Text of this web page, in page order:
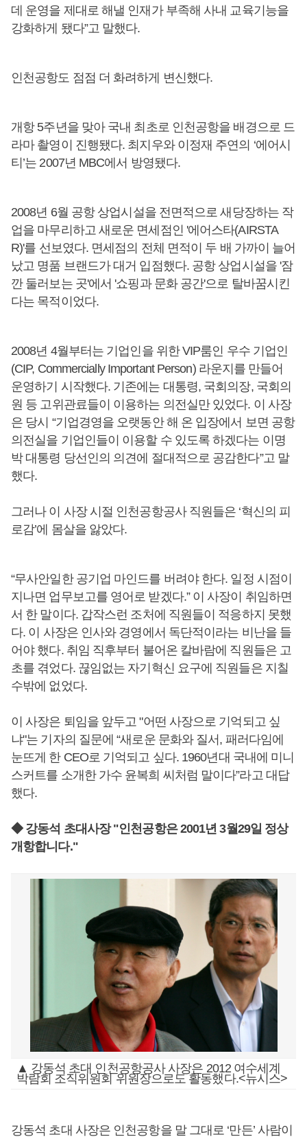
데 운영을 제대로 해낼 인재가 부족해 사내 교육기능을
강화하게 됐다”고 말했다.
인천공항도 점점 더 화려하게 변신했다.
개항 5주년을 맞아 국내 최초로 인천공항을 배경으로 드
라마 촬영이 진행됐다. 최지우와 이정재 주연의 ‘에어시
티’는 2007년 MBC에서 방영됐다.
2008년 6월 공항 상업시설을 전면적으로 새당장하는 작
업을 마무리하고 새로운 면세점인 '에어스타(AIRSTA
R)'를 선보였다. 면세점의 전체 면적이 두 배 가까이 늘어
났고 명품 브랜드가 대거 입점했다. 공항 상업시설을 '잠
깐 둘러보는 곳'에서 '쇼핑과 문화 공간'으로 탈바꿈시킨
다는 목적이었다.
2008년 4월부터는 기업인을 위한 VIP룸인 우수 기업인
(CIP, Commercially Important Person) 라운지를 만들어
운영하기 시작했다. 기존에는 대통령, 국회의장, 국회의
원 등 고위관료들이 이용하는 의전실만 있었다. 이 사장
은 당시 “기업경영을 오랫동안 해 온 입장에서 보면 공항
의전실을 기업인들이 이용할 수 있도록 하겠다는 이명
박 대통령 당선인의 의견에 절대적으로 공감한다”고 말
했다.
그러나 이 사장 시절 인천공항공사 직원들은 ‘혁신의 피
로감’에 몸살을 앓았다.
“무사안일한 공기업 마인드를 버려야 한다. 일정 시점이
지나면 업무보고를 영어로 받겠다.” 이 사장이 취임하면
서 한 말이다. 갑작스런 조처에 직원들이 적응하지 못했
다. 이 사장은 인사와 경영에서 독단적이라는 비난을 들
어야 했다. 취임 직후부터 불어온 칼바람에 직원들은 고
초를 겪었다. 끊임없는 자기혁신 요구에 직원들은 지칠
수밖에 없었다.
이 사장은 퇴임을 앞두고 "어떤 사장으로 기억되고 싶
냐"는 기자의 질문에 “새로운 문화와 질서, 패러다임에
눈뜨게 한 CEO로 기억되고 싶다. 1960년대 국내에 미니
스커트를 소개한 가수 윤복희 씨처럼 말이다”라고 대답
했다.
◆ 강동석 초대사장 "인천공항은 2001년 3월29일 정상
개항합니다."
▲ 강동석 초대 인천공항공사 사장은 2012 여수세계
박람회 조직위원회 위원장으로도 활동했다.<뉴시스>
강동석 초대 사장은 인천공항을 말 그대로 ‘만든’ 사람이